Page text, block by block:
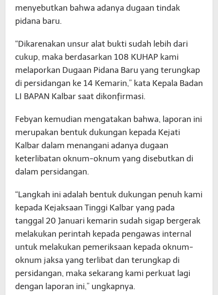
menyebutkan bahwa adanya dugaan tindak
pidana baru.
“Dikarenakan unsur alat bukti sudah lebih dari
cukup, maka berdasarkan 108 KUHAP kami
melaporkan Dugaan Pidana Baru yang terungkap
di persidangan ke 14 Kemarin,” kata Kepala Badan
LI BAPAN Kalbar saat dikonfirmasi.
Febyan kemudian mengatakan bahwa, laporan ini
merupakan bentuk dukungan kepada Kejati
Kalbar dalam menangani adanya dugaan
keterlibatan oknum-oknum yang disebutkan di
dalam persidangan.
“Langkah ini adalah bentuk dukungan penuh kami
kepada Kejaksaan Tinggi Kalbar yang pada
tanggal 20 Januari kemarin sudah sigap bergerak
melakukan perintah kepada pengawas internal
untuk melakukan pemeriksaan kepada oknum-
oknum jaksa yang terlibat dan terungkap di
persidangan, maka sekarang kami perkuat lagi
dengan laporan ini,” ungkapnya.